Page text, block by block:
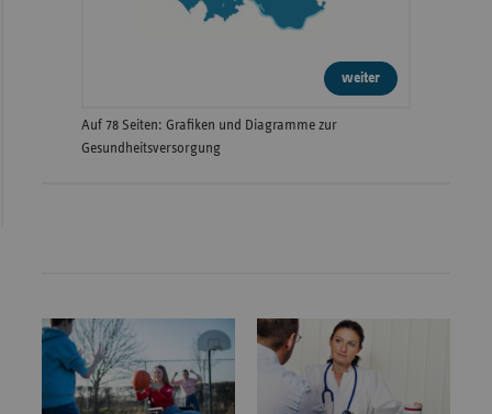
weiter
Auf 78 Seiten: Grafiken und Diagramme zur
Gesundheitsversorgung